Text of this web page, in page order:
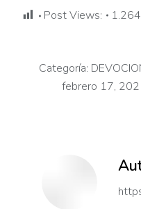
Post Views: 1.264
Categoría:
febrero 17,